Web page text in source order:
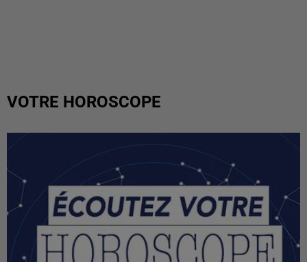
VOTRE HOROSCOPE